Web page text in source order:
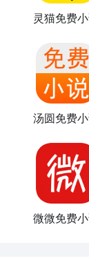
灵猫免费
汤圆免费
微微免费